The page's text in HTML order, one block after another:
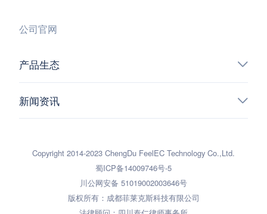
公司官网
产品生态
新闻资讯
Copyright 2014-2023 ChengDu FeelEC Technology Co.,Ltd.
蜀ICP备14009746号-5
川公网安备 51019002003646号
版权所有：成都菲莱克斯科技有限公司